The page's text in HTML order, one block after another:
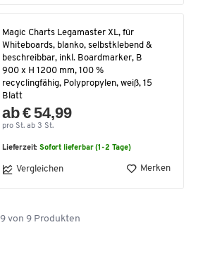
Magic Charts Legamaster XL, für
Whiteboards, blanko, selbstklebend &
beschreibbar, inkl. Boardmarker, B
900 x H 1200 mm, 100 %
recyclingfähig, Polypropylen, weiß, 15
Blatt
ab € 54,99
pro St. ab 3 St.
Lieferzeit:Sofort lieferbar (1-2 Tage)
Vergleichen Merken
9 von 9 Produkten